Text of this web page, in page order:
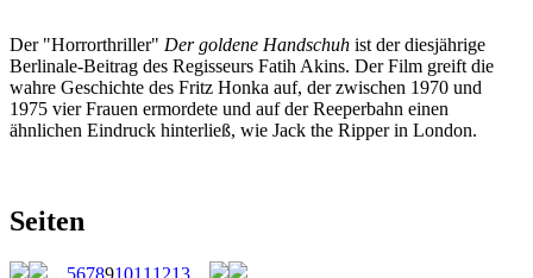
Der "Horrorthriller" Der goldene Handschuh ist der diesjährige
Berlinale-Beitrag des Regisseurs Fatih Akins. Der Film greift die
wahre Geschichte des Fritz Honka auf, der zwischen 1970 und
1975 vier Frauen ermordete und auf der Reeperbahn einen
ähnlichen Eindruck hinterließ, wie Jack the Ripper in London.
Seiten
…567891011 1213…